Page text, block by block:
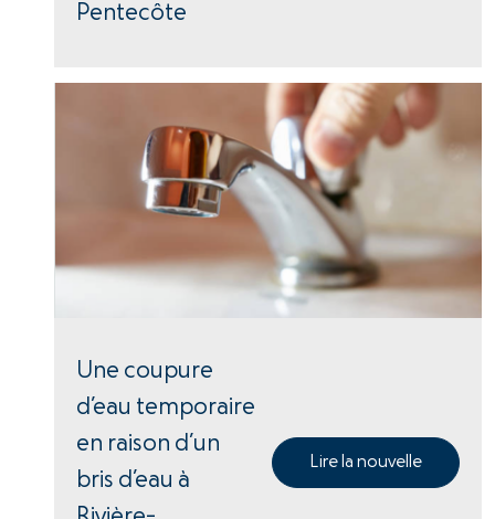
Pentecôte
Une coupure
d’eau temporaire
en raison d’un
bris d’eau à
Lire la nouvelle